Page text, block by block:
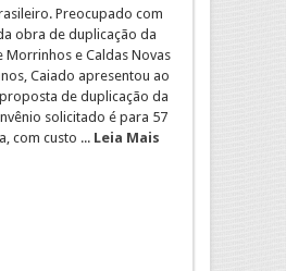
Preocupado com
obra de duplicação da
Morrinhos e Caldas Novas
Caiado apresentou ao
de duplicação da
solicitado é para 57
com custo ... Leia Mais